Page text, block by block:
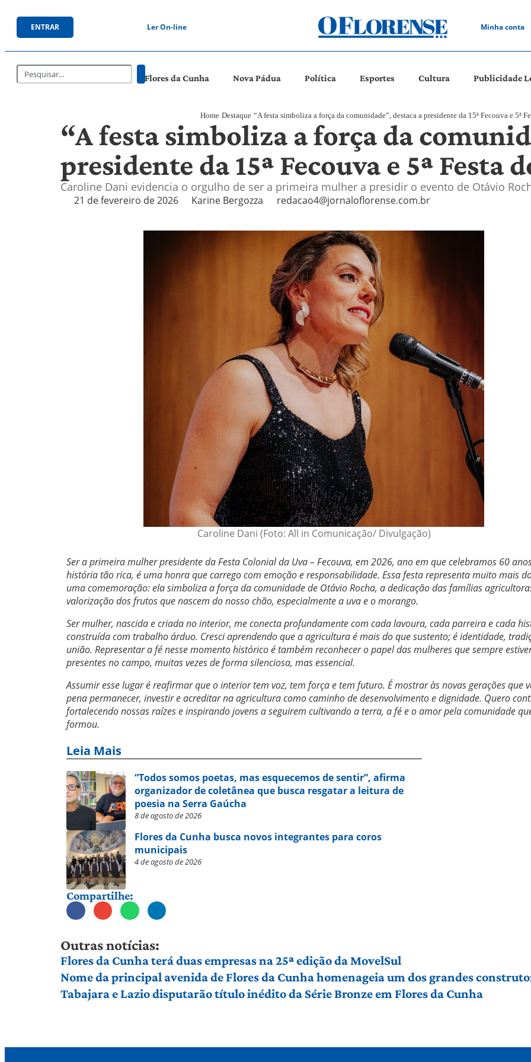
ENTRAR Ler On-line Minha conta
Flores da Cunha Nova Pádua Política Esportes Cultura Publicidade
Home Destaque “A festa simboliza a força da comunidade”, destaca a presidente da 15ª Fecouva e 5ª
“A festa simboliza a força da
presidente da 15ª Fecouva e 5ª Festa
Caroline Dani evidencia o orgulho de ser a primeira mulher a presidir o evento de Otávio
21 de fevereiro de 2026 Karine Bergozza redacao4@jornaloflorense.com.br
Caroline Dani (Foto: All in Comunicação/ Divulgação)
Ser a primeira mulher presidente da Festa Colonial da Uva – Fecouva, em 2026, ano em que celebramos 60
história tão rica, é uma honra que carrego com emoção e responsabilidade. Essa festa representa muito mais
uma comemoração: ela simboliza a força da comunidade de Otávio Rocha, a dedicação das famílias
valorização dos frutos que nascem do nosso chão, especialmente a uva e o morango.
Ser mulher, nascida e criada no interior, me conecta profundamente com cada lavoura, cada parreira e cada
construída com trabalho árduo. Cresci aprendendo que a agricultura é mais do que sustento; é identidade,
união. Representar a fé nesse momento histórico é também reconhecer o papel das mulheres que sempre
presentes no campo, muitas vezes de forma silenciosa, mas essencial.
Assumir esse lugar é reafirmar que o interior tem voz, tem força e tem futuro. É mostrar às novas gerações que
pena permanecer, investir e acreditar na agricultura como caminho de desenvolvimento e dignidade. Quero
fortalecendo nossas raízes e inspirando jovens a seguirem cultivando a terra, a fé e o amor pela comunidade
formou.
Leia Mais
“Todos somos poetas, mas esquecemos de sentir”, afirma
organizador de coletânea que busca resgatar a leitura de
poesia na Serra Gaúcha
8 de agosto de 2026
Flores da Cunha busca novos integrantes para coros
municipais
4 de agosto de 2026
Compartilhe:
Outras notícias:
Flores da Cunha terá duas empresas na 25ª edição da MovelSul
Nome da principal avenida de Flores da Cunha homenageia um dos grandes
Tabajara e Lazio disputarão título inédito da Série Bronze em Flores da Cunha